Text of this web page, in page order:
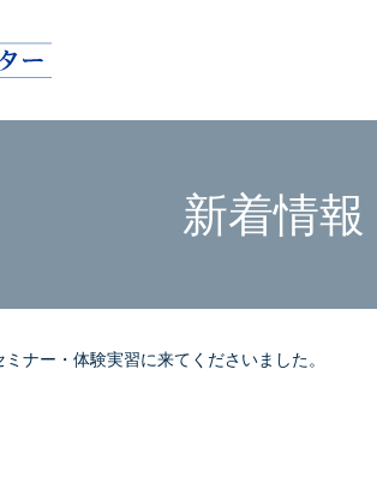
新着情報
ナー・体験実習に来てくださいました。